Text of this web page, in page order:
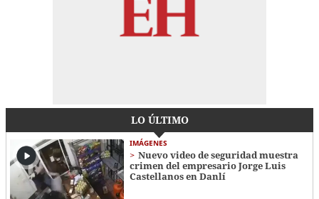
LO ÚLTIMO
IMÁGENES
Nuevo video de seguridad muestra
crimen del empresario Jorge Luis
Castellanos en Danlí